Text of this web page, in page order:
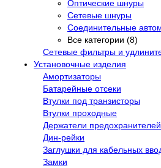
Оптические шнуры
Сетевые шнуры
Соединительные
Все категории (8)
Сетевые фильтры и
Установочные изделия
Амортизаторы
Батарейные отсеки
Втулки под транзисторы
Втулки проходные
Держатели предохранителей
Дин-рейки
Заглушки для кабельных
Замки